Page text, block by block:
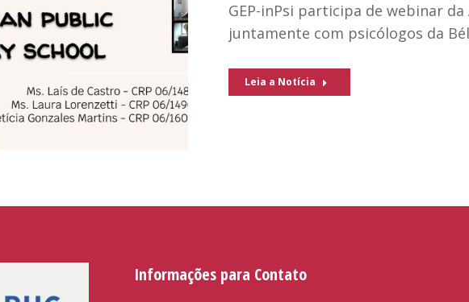
GEP-inPsi participa de webinar
juntamente com psicólogos da
Leia a Notícia
Informações para Contato